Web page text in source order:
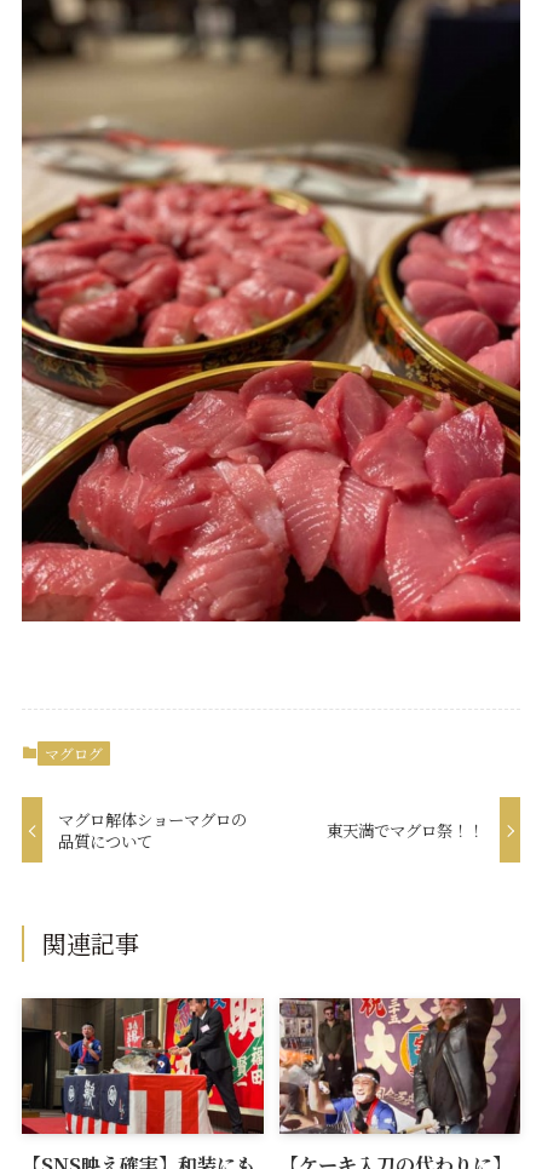
マグログ
マグロ解体ショーマグロの
品質について
東天満でマグロ祭！！
関連記事